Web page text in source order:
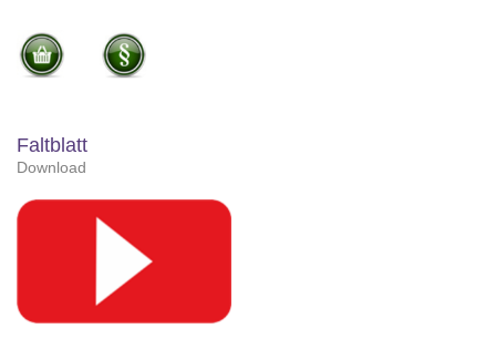
Faltblatt
Download